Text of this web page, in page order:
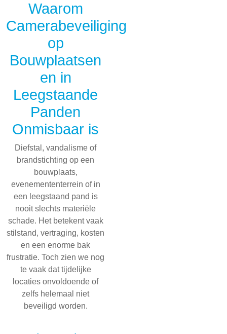
Waarom
Camerabeveiliging
op
Bouwplaatsen
en in
Leegstaande
Panden
Onmisbaar is
Diefstal, vandalisme of
brandstichting op een
bouwplaats,
evenemententerrein of in
een leegstaand pand is
nooit slechts materiële
schade. Het betekent vaak
stilstand, vertraging, kosten
en een enorme bak
frustratie. Toch zien we nog
te vaak dat tijdelijke
locaties onvoldoende of
zelfs helemaal niet
beveiligd worden.